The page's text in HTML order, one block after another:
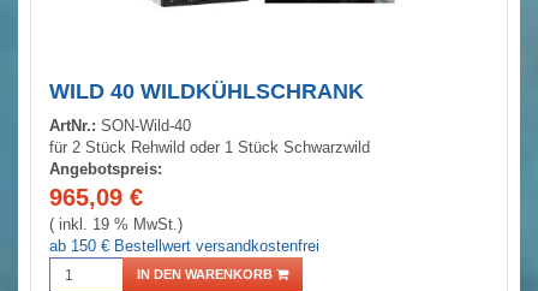
WILD 40 WILDKÜHLSCHRANK
ArtNr.: SON-Wild-40
für 2 Stück Rehwild oder 1 Stück Schwarzwild
Angebotspreis:
965,09 €
( inkl. 19 % MwSt.)
ab 150 € Bestellwert versandkostenfrei
IN DEN WARENKORB